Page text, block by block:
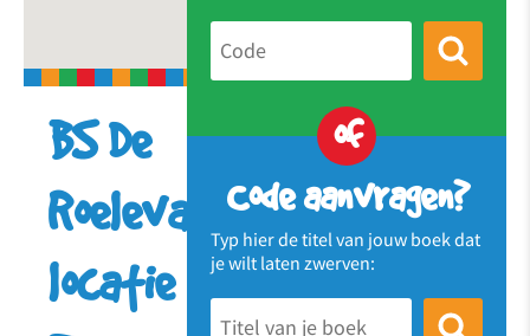
of
Code aanvragen?
Typ hier de titel van jouw boek dat
je wilt laten zwerven:
BS De
Roelevaer
locatie